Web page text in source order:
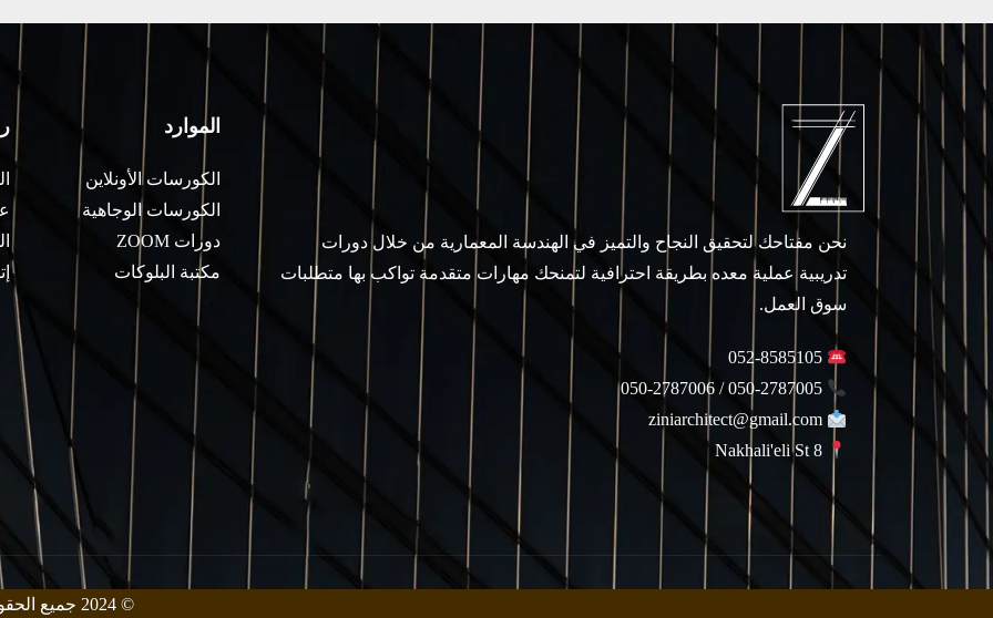
نحن مفتاحك لتحقيق النجاح والتميز في الهندسة المعمارية من خلال دورات
تدريبية عملية معده بطريقة احترافية لتمنحك مهارات متقدمة تواكب بها متطلبات
سوق العمل.
052-8585105
050-2787005 / 050-2787006
ziniarchitect@gmail.com
Nakhali'eli St 8
الموارد
الكورسات الأونلاين
الكورسات الوجاهية
دورات ZOOM
مكتبة البلوكات
© 2024 جميع الحقوق محفوظة من قبل معهد زيني للهندسة المعمارية